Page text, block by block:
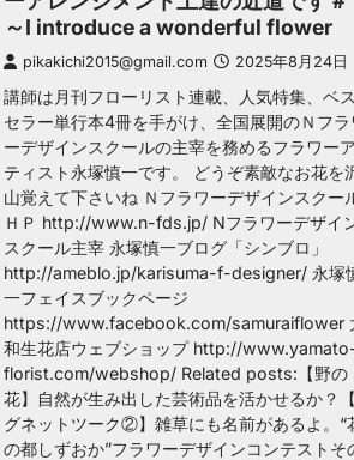
～I introduce a wonderful flower
pikakichi2015@gmail.com 2025年8月24日
講師は月刊フローリスト連載、人気特集、ベ
セラー単行本4冊を手がけ、全国展開のＮフラ
ーデザインスクールの主宰を務めるフラワー
ティスト永塚慎一です。 どうぞ素敵なお花を
山覚えて下さいね Ｎフラワーデザインスクー
ＨＰ http://www.n-fds.jp/ Nフラワーデザイ
スクール主宰 永塚慎一ブログ「シンブロ」
http://ameblo.jp/karisuma-f-designer/ 永塚
一フェイスブックページ
https://www.facebook.com/samuraiflower
和生花店ウェブショップ http://
florist.com/webshop/ Related posts:【野の
花】自然が生み出した芸術品を活かせるか？
グネットツーク②】雑草にも名前があるよ。“
の都しずおか”フラワーデザインコンテストそ